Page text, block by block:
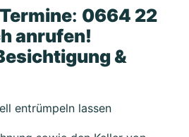
: 0664 22
anrufen!
&
entrümpeln lassen